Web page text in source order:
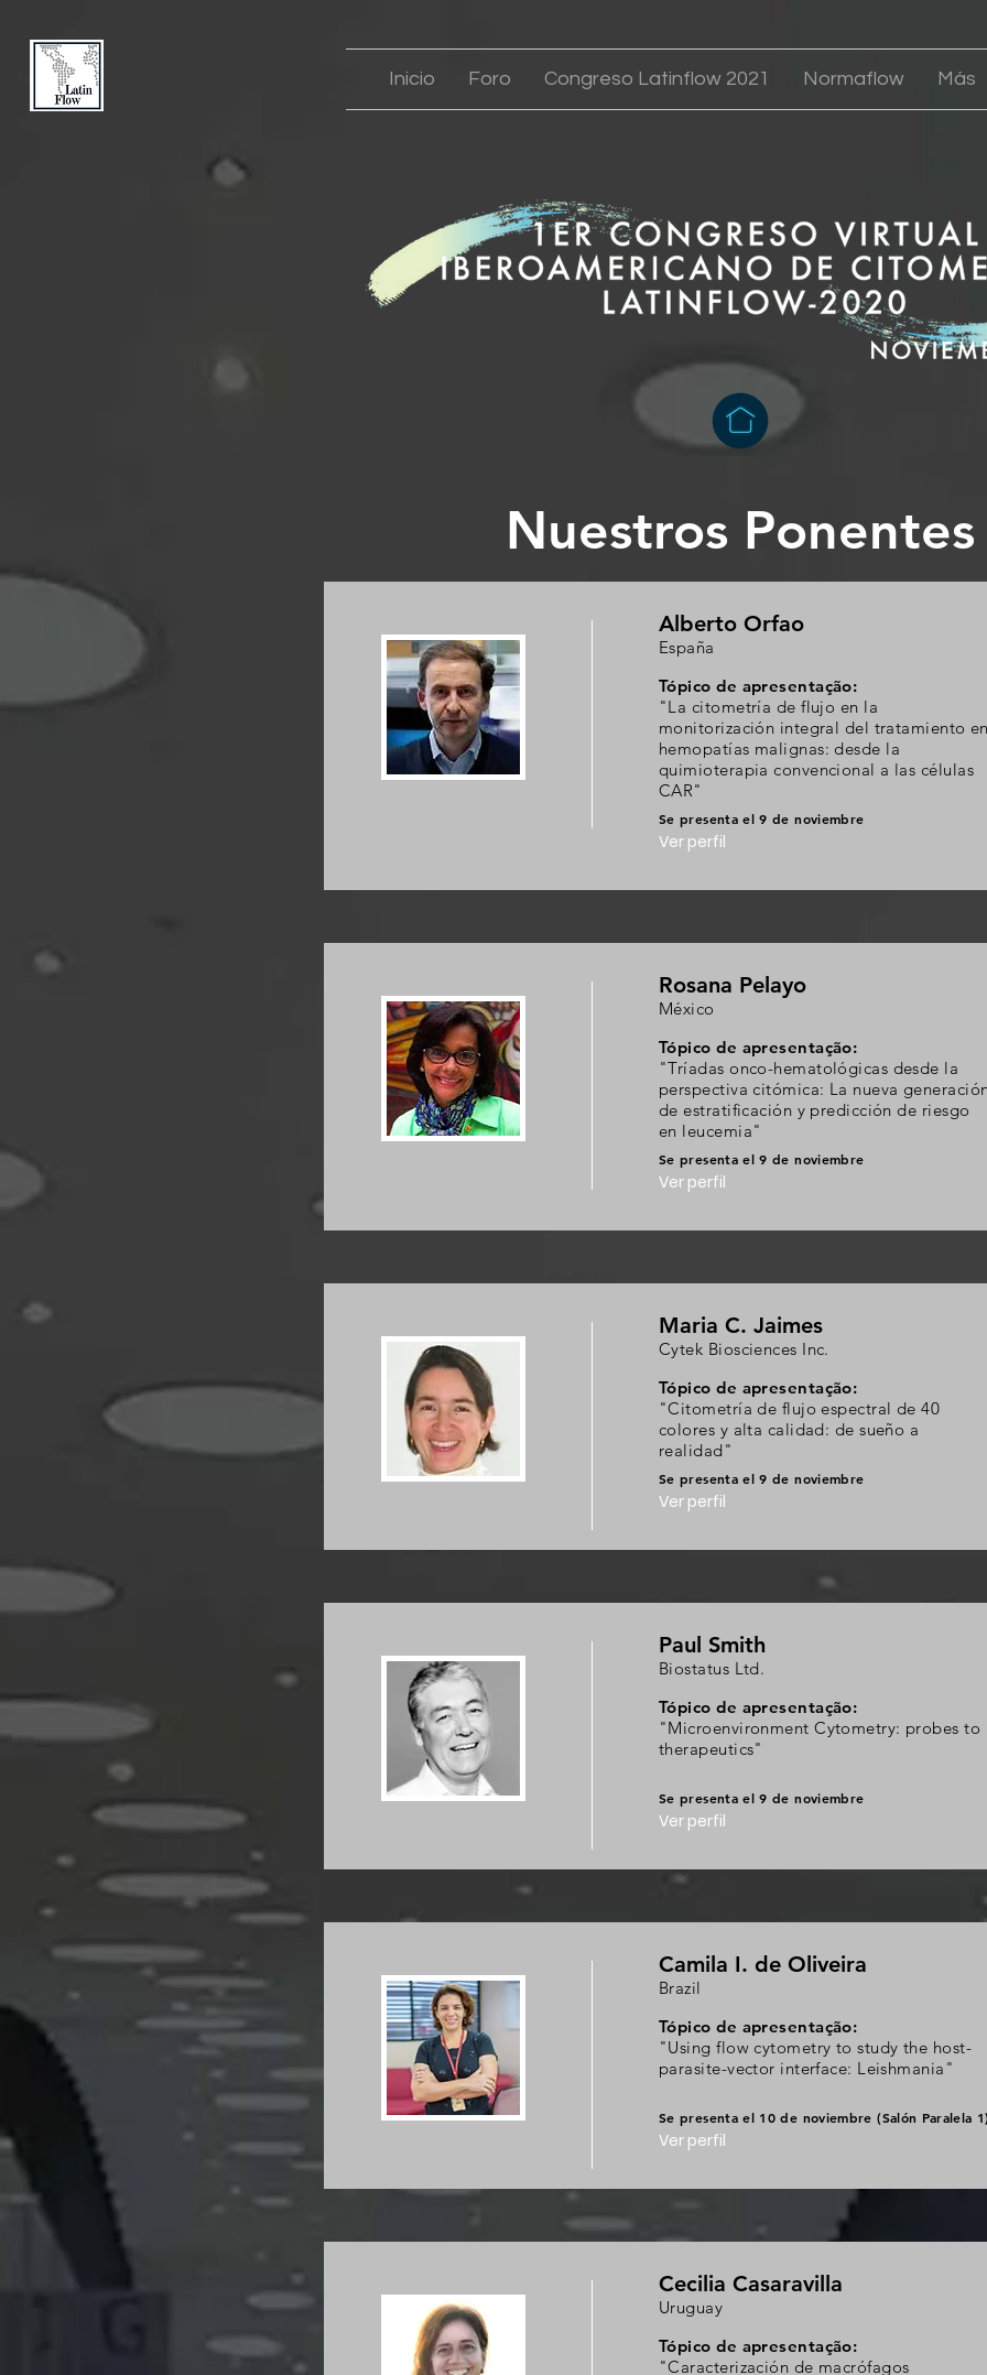
Inicio Foro Congreso Latinflow 2021 Normaflow Más
Nuestros Ponentes
Alberto Orfao
España
Tópico de apresentação:
"La citometría de flujo en la
monitorización integral del tratamiento
hemopatías malignas: desde la
quimioterapia convencional a las células
CAR"
Se presenta el 9 de noviembre
Ver perfil
Rosana Pelayo
México
Tópico de apresentação:
"Tríadas onco-hematológicas desde la
perspectiva citómica: La nueva
de estratificación y predicción de riesgo
en leucemia"
Se presenta el 9 de noviembre
Ver perfil
Maria C. Jaimes
Cytek Biosciences Inc.
Tópico de apresentação:
"Citometría de flujo espectral de 40
colores y alta calidad: de sueño a
realidad"
Se presenta el 9 de noviembre
Ver perfil
Paul Smith
Biostatus Ltd.
Tópico de apresentação:
"Microenvironment Cytometry: probes to
therapeutics"
Se presenta el 9 de noviembre
Ver perfil
Camila I. de Oliveira
Brazil
Tópico de apresentação:
"Using flow cytometry to study the host-
parasite-vector interface: Leishmania"
Se presenta el 10 de noviembre (Salón Paralela
Ver perfil
Cecilia Casaravilla
Uruguay
Tópico de apresentação:
"Caracterización de macrófagos